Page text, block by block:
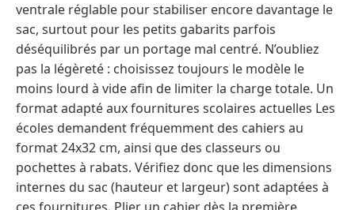
ventrale réglable pour stabiliser encore davantage le
sac, surtout pour les petits gabarits parfois
déséquilibrés par un portage mal centré. N’oubliez
pas la légèreté : choisissez toujours le modèle le
moins lourd à vide afin de limiter la charge totale. Un
format adapté aux fournitures scolaires actuelles Les
écoles demandent fréquemment des cahiers au
format 24x32 cm, ainsi que des classeurs ou
pochettes à rabats. Vérifiez donc que les dimensions
internes du sac (hauteur et largeur) sont adaptées à